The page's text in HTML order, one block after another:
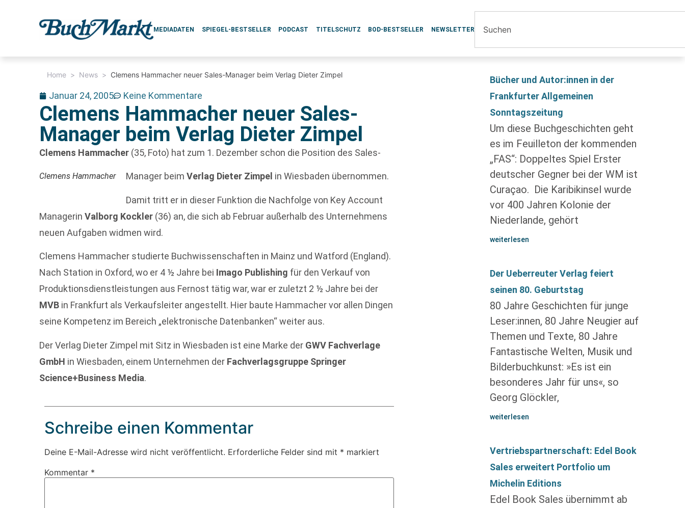
MEDIADATEN SPIEGEL-BESTSELLER PODCAST TITELSCHUTZ BOD-BESTSELLER NEWSLETTER
Home > News > Clemens Hammacher neuer Sales-Manager beim Verlag Dieter Zimpel
Januar 24, 2005 Keine Kommentare
Clemens Hammacher neuer Sales-
Manager beim Verlag Dieter Zimpel
Clemens Hammacher (35, Foto) hat zum 1. Dezember schon die Position des Sales-
Clemens Hammacher Manager beimVerlag Dieter Zimpel in Wiesbaden übernommen.
Damit tritt er in dieser Funktion die Nachfolge von Key Account
ManagerinValborg Kockler (36) an, die sich ab Februar außerhalb des Unternehmens
neuen Aufgaben widmen wird.
Clemens Hammacher studierte Buchwissenschaften in Mainz und Watford (England).
Nach Station in Oxford, wo er 4 ½ Jahre bei Imago Publishing für den Verkauf von
Produktionsdienstleistungen aus Fernost tätig war, war er zuletzt 2 ½ Jahre bei der
MVB in Frankfurt als Verkaufsleiter angestellt. Hier baute Hammacher vor allen Dingen
seine Kompetenz im Bereich „elektronische Datenbanken“ weiter aus.
Der Verlag Dieter Zimpel mit Sitz in Wiesbaden ist eine Marke der GWV Fachverlage
GmbH in Wiesbaden, einem Unternehmen der Fachverlagsgruppe Springer
Science+Business Media.
Schreibe einen Kommentar
Deine E-Mail-Adresse wird nicht veröffentlicht. Erforderliche Felder sind mit * markiert
Kommentar *
Bücher und Autor:innen in der
Frankfurter Allgemeinen
Sonntagszeitung
Um diese Buchgeschichten geht
es im Feuilleton der kommenden
„FAS“: Doppeltes Spiel Erster
deutscher Gegner bei der WM ist
Curaçao. Die Karibik­insel wurde
vor 400 Jahren Kolonie der
Niederlande, gehört
weiterlesen
Der Ueberreuter Verlag feiert
seinen 80. Geburtstag
80 Jahre Geschichten für junge
Leser:innen, 80 Jahre Neugier auf
Themen und Texte, 80 Jahre
Fantastische Welten, Musik und
Bilderbuchkunst: »Es ist ein
besonderes Jahr für uns«, so
Georg Glöckler,
weiterlesen
Vertriebspartnerschaft: Edel Book
Sales erweitert Portfolio um
Michelin Editions
Edel Book Sales übernimmt ab